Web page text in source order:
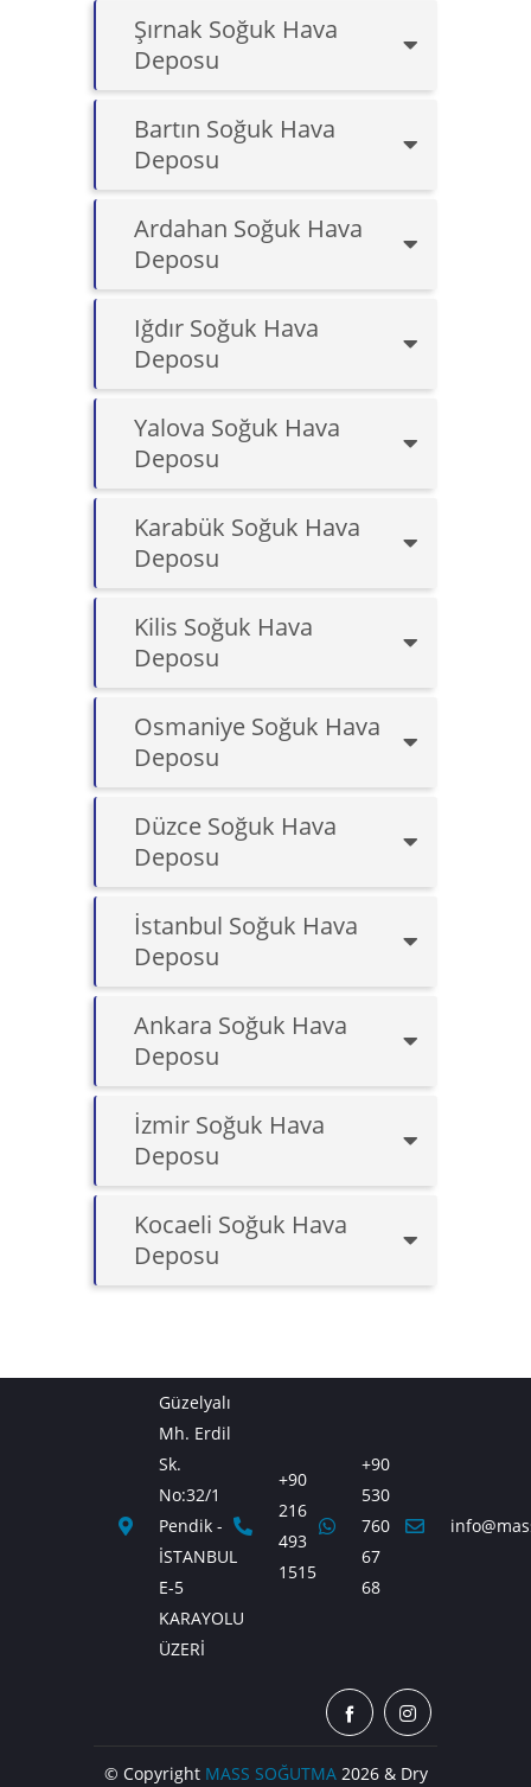
Şırnak Soğuk Hava
Deposu
Bartın Soğuk Hava
Deposu
Ardahan Soğuk Hava
Deposu
Iğdır Soğuk Hava
Deposu
Yalova Soğuk Hava
Deposu
Karabük Soğuk Hava
Deposu
Kilis Soğuk Hava
Deposu
Osmaniye Soğuk Hava
Deposu
Düzce Soğuk Hava
Deposu
İstanbul Soğuk Hava
Deposu
Ankara Soğuk Hava
Deposu
İzmir Soğuk Hava
Deposu
Kocaeli Soğuk Hava
Deposu
Güzelyalı
Mh. Erdil
Sk.
No:32/1
Pendik -
İSTANBUL
E-5
KARAYOLU
ÜZERİ
+90
216
493
1515
+90
530
760
67
68
© CopyrightMASS SOĞUTMA2026 & Dry